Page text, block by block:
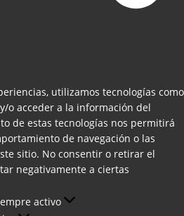
utilizamos tecnologías como
o acceder a la información del
de estas tecnologías nos permitirá
de navegación o las
sitio. No consentir o retirar el
negativamente a ciertas
activo